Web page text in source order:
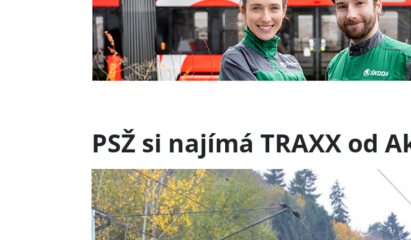
PSŽ si najímá TRAXX od